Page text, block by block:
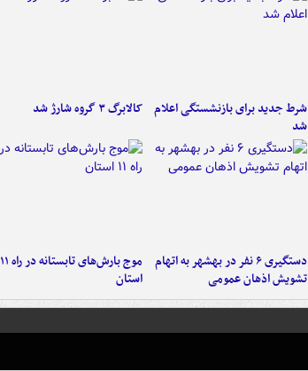
شرط جدید برای بازنشستگی اعلام
شد
کالابرگ ۳ گروه شارژ شد
دستگیری ۶ نفر در بهشهر به اتهام
تشویش اذهان عمومی
موج بارش‌های تابستانه در راه ۱۱
استان